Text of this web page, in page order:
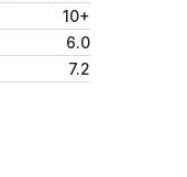
10+
6.0
7.2